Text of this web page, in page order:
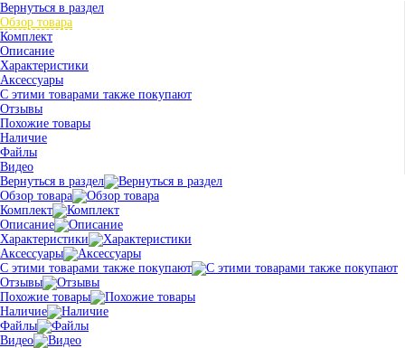
Вернуться в раздел
Обзор товара
Комплект
Описание
Характеристики
Аксессуары
С этими товарами также покупают
Отзывы
Похожие товары
Наличие
Файлы
Видео
Вернуться в раздел
Обзор товара
Комплект
Описание
Характеристики
Аксессуары
С этими товарами также покупают
Отзывы
Похожие товары
Наличие
Файлы
Видео